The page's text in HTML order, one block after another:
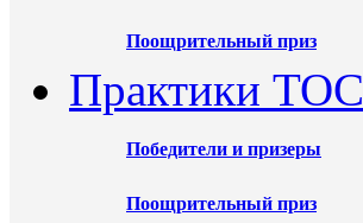
Поощрительный приз
Практики ТОС
Победители и призеры
Поощрительный приз